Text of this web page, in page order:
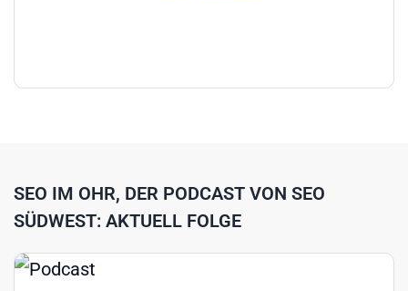
SEO IM OHR, DER PODCAST VON SEO
SÜDWEST: AKTUELL FOLGE